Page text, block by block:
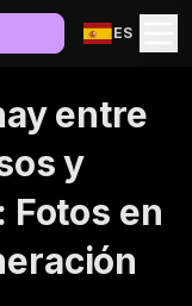
ES
entre
y
Fotos en